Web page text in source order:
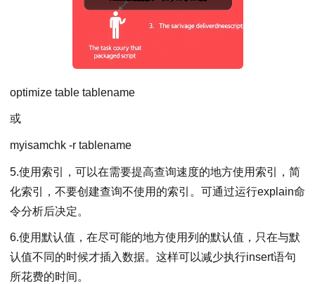
optimize table tablename
或
myisamchk -r tablename
5.使用索引，可以在需要提高查询速度的地方使用索引，简
化索引，不要创建查询不使用的索引。可通过运行explain命
令分析后决定。
6.使用默认值，在尽可能的地方使用列的默认值，只在与默
认值不同的时候才插入数据。这样可以减少执行insert语句
所花费的时间。